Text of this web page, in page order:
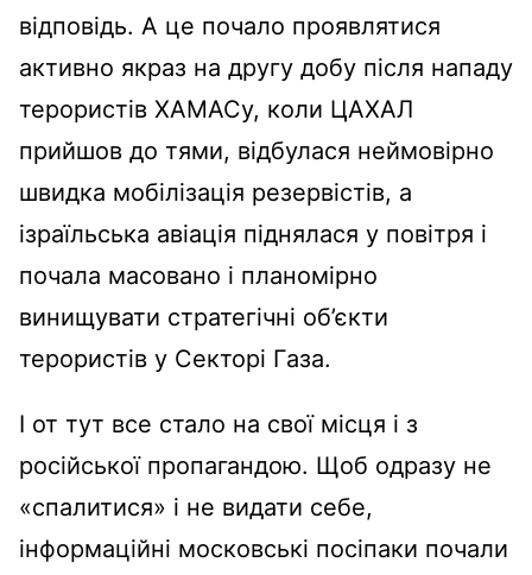
відповідь. А це почало проявлятися
активно якраз на другу добу після нападу
терористів ХАМАСу, коли ЦАХАЛ
прийшов до тями, відбулася неймовірно
швидка мобілізація резервістів, а
ізраїльська авіація піднялася у повітря і
почала масовано і планомірно
винищувати стратегічні об’єкти
терористів у Секторі Газа.
І от тут все стало на свої місця і з
російської пропагандою. Щоб одразу не
«спалитися» і не видати себе,
інформаційні московські посіпаки почали